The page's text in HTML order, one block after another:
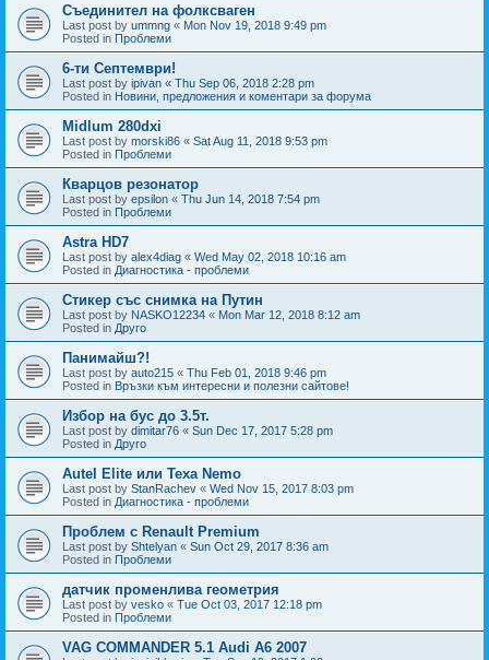
Съединител на фолксваген
Last post by ummng « Mon Nov 19, 2018 9:49 pm
Posted in Проблеми
6-ти Септември!
Last post by ipivan « Thu Sep 06, 2018 2:28 pm
Posted in Новини, предложения и коментари за форума
Midlum 280dxi
Last post by morski86 « Sat Aug 11, 2018 9:53 pm
Posted in Проблеми
Кварцов резонатор
Last post by epsilon « Thu Jun 14, 2018 7:54 pm
Posted in Проблеми
Astra HD7
Last post by alex4diag « Wed May 02, 2018 10:16 am
Posted in Диагностика - проблеми
Стикер със снимка на Путин
Last post by NASKO12234 « Mon Mar 12, 2018 8:12 am
Posted in Друго
Панимайш?!
Last post by auto215 « Thu Feb 01, 2018 9:46 pm
Posted in Връзки към интересни и полезни сайтове!
Избор на бус до 3.5т.
Last post by dimitar76 « Sun Dec 17, 2017 5:28 pm
Posted in Друго
Autel Elite или Texa Nemo
Last post by StanRachev « Wed Nov 15, 2017 8:03 pm
Posted in Диагностика - проблеми
Проблем с Renault Premium
Last post by Shtelyan « Sun Oct 29, 2017 8:36 am
Posted in Проблеми
датчик променлива геометрия
Last post by vesko « Tue Oct 03, 2017 12:18 pm
Posted in Проблеми
VAG COMMANDER 5.1 Audi A6 2007